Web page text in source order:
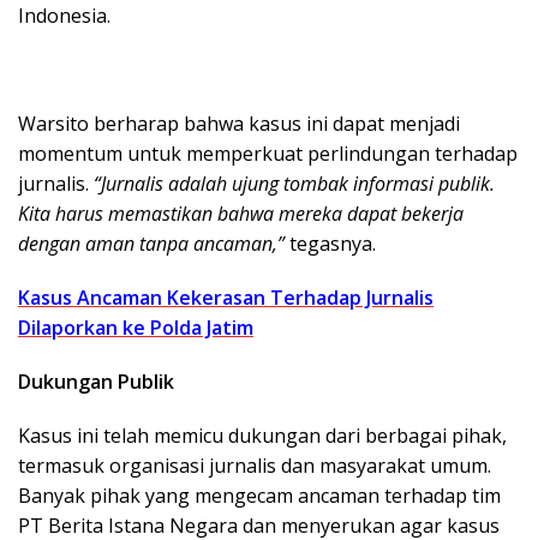
Indonesia.
Warsito berharap bahwa kasus ini dapat menjadi
momentum untuk memperkuat perlindungan terhadap
jurnalis. “Jurnalis adalah ujung tombak informasi publik.
Kita harus memastikan bahwa mereka dapat bekerja
dengan aman tanpa ancaman,”tegasnya.
Kasus Ancaman Kekerasan Terhadap Jurnalis
Dilaporkan ke Polda Jatim
Dukungan Publik
Kasus ini telah memicu dukungan dari berbagai pihak,
termasuk organisasi jurnalis dan masyarakat umum.
Banyak pihak yang mengecam ancaman terhadap tim
PT Berita Istana Negara dan menyerukan agar kasus